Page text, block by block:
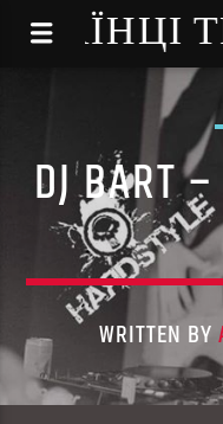
-
DJ BART
WRITTEN BY